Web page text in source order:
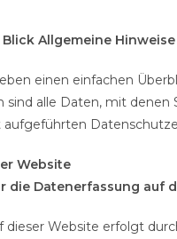
Blick Allgemeine Hinweise
einen einfachen
sind alle Daten, mit
aufgeführten
Website
die Datenerfassung auf
dieser Website erfolgt